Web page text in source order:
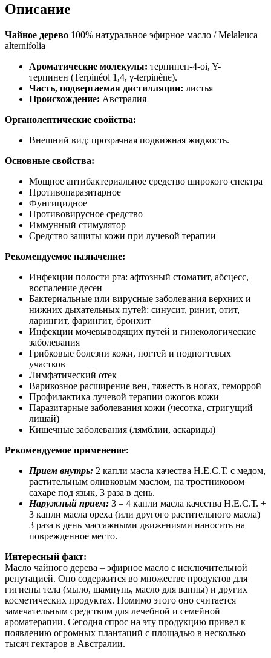
Описание
Чайное дерево 100% натуральное эфирное масло / Melaleuca
alternifolia
Ароматические молекулы: терпинен-4-oi, Y-
терпинен (Terpinéol 1,4, γ-terpinène).
Часть, подвергаемая дистилляции: листья
Происхождение: Австралия
Органолептические свойства:
Внешний вид: прозрачная подвижная жидкость.
Основные свойства:
Мощное антибактериальное средство широкого спектра
Противопаразитарное
Фунгицидное
Противовирусное средство
Иммунный стимулятор
Средство защиты кожи при лучевой терапии
Рекомендуемое назначение:
Инфекции полости рта: афтозный стоматит, абсцесс,
воспаление десен
Бактериальные или вирусные заболевания верхних и
нижних дыхательных путей: синусит, ринит, отит,
ларингит, фарингит, бронхит
Инфекции мочевыводящих путей и гинекологические
заболевания
Грибковые болезни кожи, ногтей и подногтевых
участков
Лимфатический отек
Варикозное расширение вен, тяжесть в ногах, геморрой
Профилактика лучевой терапии ожогов кожи
Паразитарные заболевания кожи (чесотка, стригущий
лишай)
Кишечные заболевания (лямблии, аскариды)
Рекомендуемое применение:
Прием внутрь: 2 капли масла качества Н.Е.С.Т. с медом,
растительным оливковым маслом, на тростниковом
сахаре под язык, 3 раза в день.
Наружный прием: 3 – 4 капли масла качества Н.Е.С.Т. +
3 капли масла ореха (или другого растительного масла)
3 раза в день массажными движениями наносить на
поврежденное место.
Интересный факт:
Масло чайного дерева – эфирное масло с исключительной
репутацией. Оно содержится во множестве продуктов для
гигиены тела (мыло, шампунь, масло для ванны) и других
косметических продуктах. Помимо этого оно считается
замечательным средством для лечебной и семейной
ароматерапии. Сегодня спрос на эту продукцию привел к
появлению огромных плантаций с площадью в несколько
тысяч гектаров в Австралии.